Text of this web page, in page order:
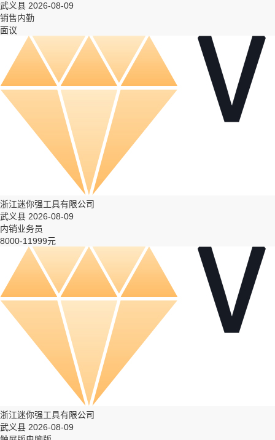
武义县 2026-08-09
销售内勤
面议
浙江迷你强工具有限公司
武义县 2026-08-09
内销业务员
8000-11999元
浙江迷你强工具有限公司
武义县 2026-08-09